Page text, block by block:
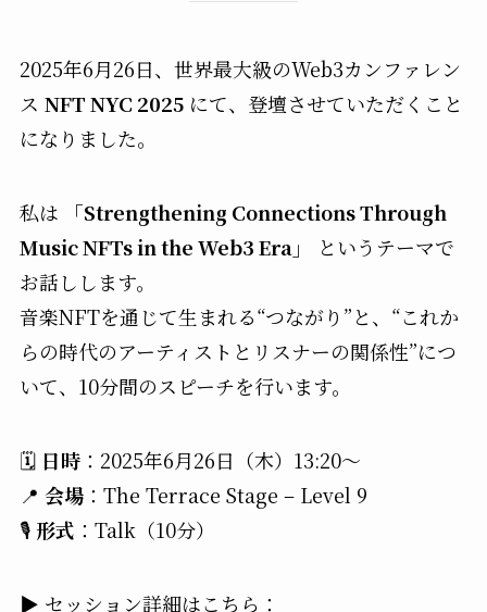
2025年6月26日、世界最大級のWeb3カンファレン
ス NFT NYC 2025にて、登壇させていただくこと
になりました。
私は
「Strengthening Connections Through
Music NFTs in the Web3 Era」
というテーマで
お話しします。
音楽NFTを通じて生まれる“つながり”と、“これか
らの時代のアーティストとリスナーの関係性”につ
いて、10分間のスピーチを行います。
🗓 日時：2025年6月26日（木）13:20〜
📍 会場：The Terrace Stage – Level 9
🎙 形式 ：Talk（10分）
▶️ セッション詳細はこちら：